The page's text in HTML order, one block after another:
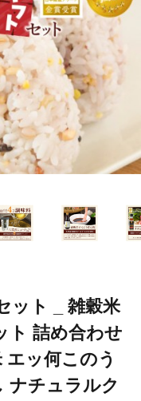
ット _ 雑穀米
ト 詰め合わせ
エッ何このう
ナチュラルク